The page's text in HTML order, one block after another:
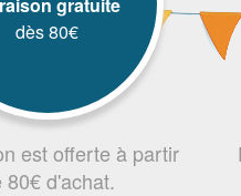
dès 80€
est offerte à partir
80€ d'achat.